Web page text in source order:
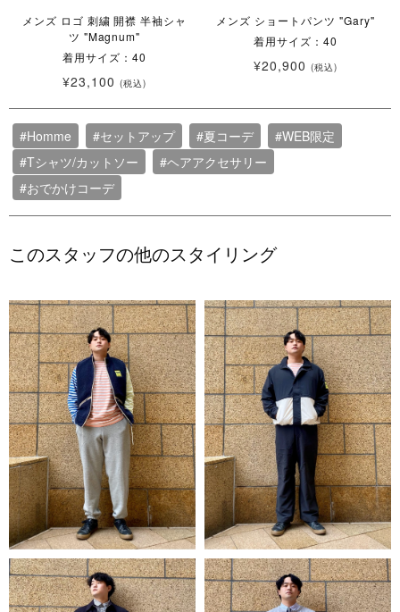
メンズ ロゴ 刺繍 開襟 半袖シャ
ツ "Magnum"
着用サイズ：40
¥23,100 (税込)
メンズ ショートパンツ "Gary"
着用サイズ：40
¥20,900 (税込)
#Homme #セットアップ #夏コーデ
#WEB限定
#Tシャツ/カットソー
#ヘアアクセサリー
#おでかけコーデ
このスタッフの他のスタイリング